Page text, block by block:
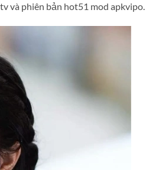
và phiên bản hot51 mod apkvipo.